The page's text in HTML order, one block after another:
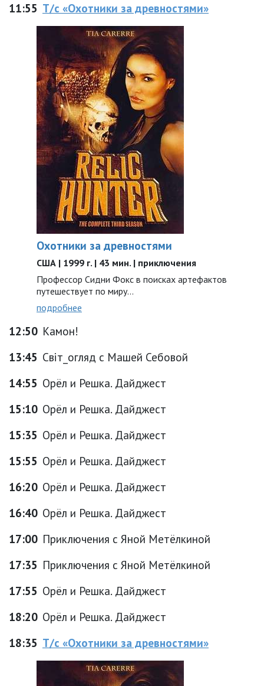
11:55 Т/с «Охотники за древностями»
Охотники за древностями
США | 1999 г. | 43 мин. | приключения
Профессор Сидни Фокс в поисках артефактов
путешествует по миру...
подробнее
12:50 Камон!
13:45 Світ_огляд с Машей Себовой
14:55 Орёл и Решка. Дайджест
15:10 Орёл и Решка. Дайджест
15:35 Орёл и Решка. Дайджест
15:55 Орёл и Решка. Дайджест
16:20 Орёл и Решка. Дайджест
16:40 Орёл и Решка. Дайджест
17:00 Приключения с Яной Метёлкиной
17:35 Приключения с Яной Метёлкиной
17:55 Орёл и Решка. Дайджест
18:20 Орёл и Решка. Дайджест
18:35 Т/с «Охотники за древностями»